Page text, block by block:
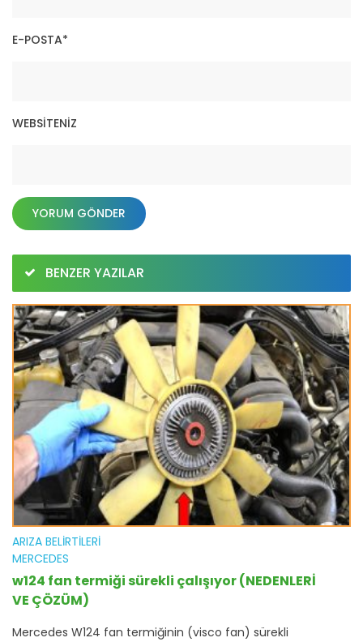
E-POSTA*
WEBSITENIZ
BENZER YAZILAR
ARIZA BELIRTILERI
MERCEDES
w124 fan termiği sürekli çalışıyor (NEDENLERİ
VE ÇÖZÜM)
Mercedes W124 fan termiğinin (visco fan) sürekli